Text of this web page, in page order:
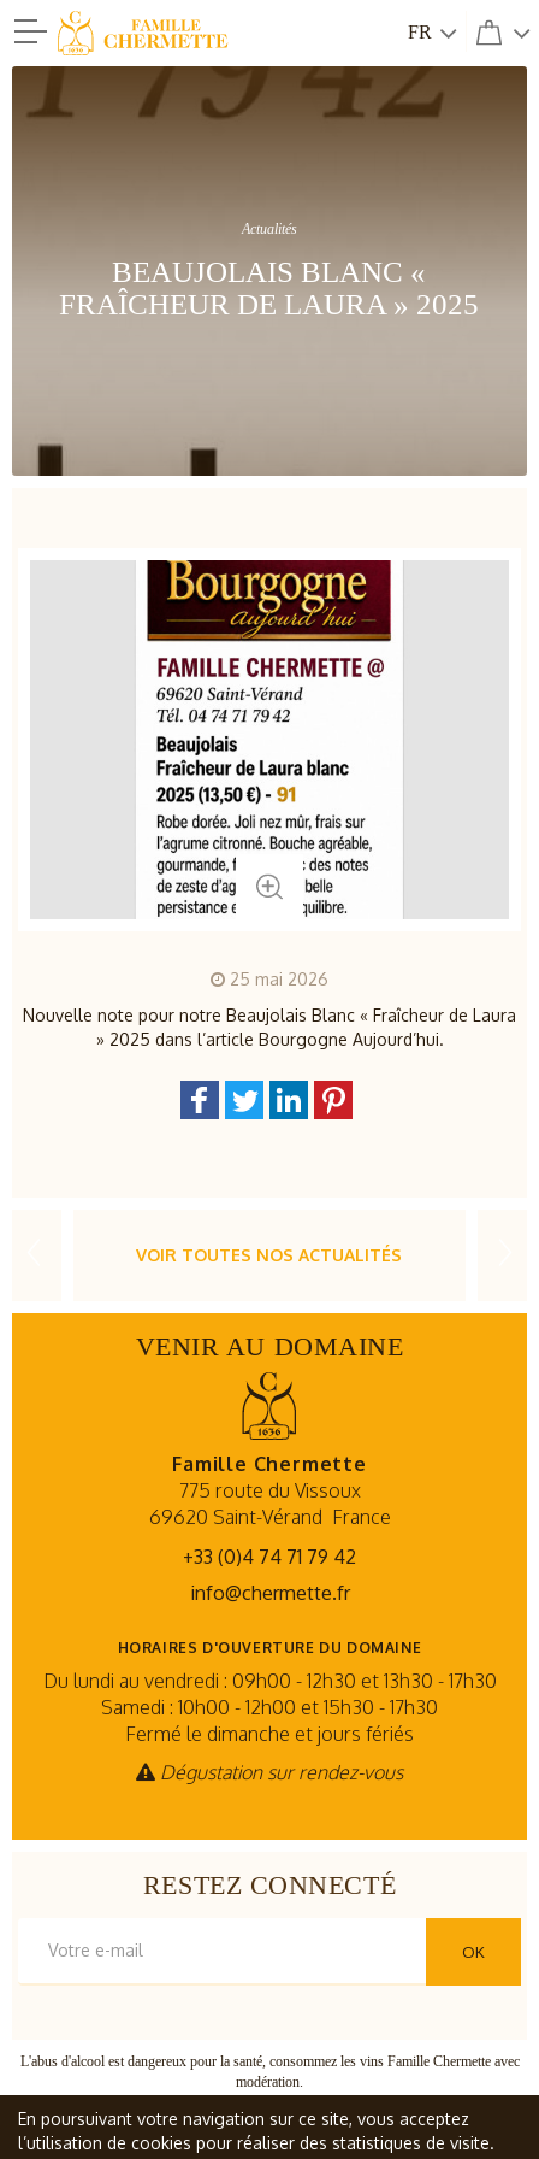
Famille Chermette
FR
Actualités
BEAUJOLAIS BLANC «
FRAÎCHEUR DE LAURA » 2025
25 mai 2026
Nouvelle note pour notre Beaujolais Blanc « Fraîcheur de Laura
» 2025 dans l’article Bourgogne Aujourd’hui.
VOIR TOUTES NOS ACTUALITÉS
VENIR AU DOMAINE
Famille Chermette
775 route du Vissoux
69620 Saint-Vérand France
+33 (0)4 74 71 79 42
info@chermette.fr
HORAIRES D'OUVERTURE DU DOMAINE
Du lundi au vendredi : 09h00 - 12h30 et 13h30 - 17h30
Samedi : 10h00 - 12h00 et 15h30 - 17h30
Fermé le dimanche et jours fériés
Dégustation sur rendez-vous
RESTEZ CONNECTÉ
OK
L'abus d'alcool est dangereux pour la santé, consommez les vins Famille Chermette avec
modération.
© Famille Chermette , tous droits réservés
En poursuivant votre navigation sur ce site, vous acceptez
l’utilisation de cookies pour réaliser des statistiques de visite.